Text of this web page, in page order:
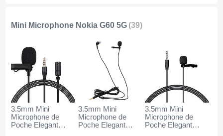
Mini Microphone Nokia G60 5G (39)
3.5mm Mini
Microphone de
Poche Elegant
3.5mm Mini
Microphone de
Poche Elegant
3.5mm Mini
Microphone de
Poche Elegant